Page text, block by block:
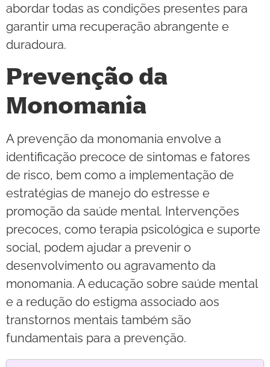
abordar todas as condições presentes para
garantir uma recuperação abrangente e
duradoura.
Prevenção da
Monomania
A prevenção da monomania envolve a
identificação precoce de sintomas e fatores
de risco, bem como a implementação de
estratégias de manejo do estresse e
promoção da saúde mental. Intervenções
precoces, como terapia psicológica e suporte
social, podem ajudar a prevenir o
desenvolvimento ou agravamento da
monomania. A educação sobre saúde mental
e a redução do estigma associado aos
transtornos mentais também são
fundamentais para a prevenção.